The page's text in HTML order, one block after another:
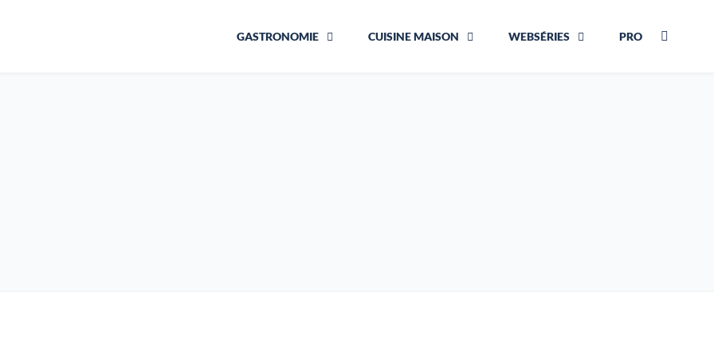
GASTRONOMIE CUISINE MAISON WEBSÉRIES PRO